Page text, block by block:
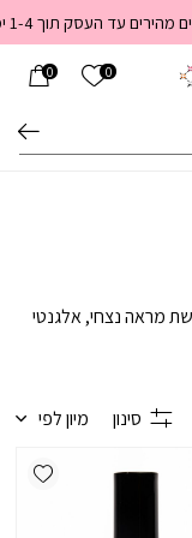
4 ימי עסקים. משלוחים חינם מעל 399 שקלים חדש באתר! ניתן לשלם במזומן לשליח בעת המסירה
0 הרשימה
0
מראה נצחי, אלגנטי
סינון מיון לפי